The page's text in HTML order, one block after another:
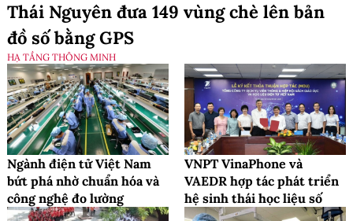
Thái Nguyên đưa 149 vùng chè lên bản
đồ số bằng GPS
HẠ TẦNG THÔNG MINH
Ngành điện tử Việt Nam
bứt phá nhờ chuẩn hóa và
công nghệ đo lường
VNPT VinaPhone và
VAEDR hợp tác phát triển
hệ sinh thái học liệu số